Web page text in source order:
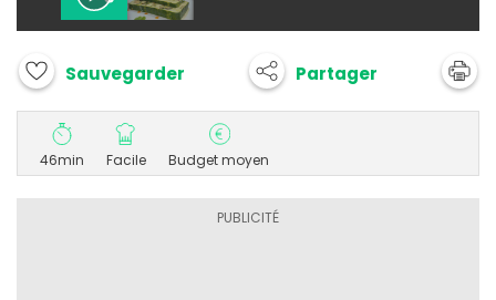
Sauvegarder Partager
46min Facile Budget moyen